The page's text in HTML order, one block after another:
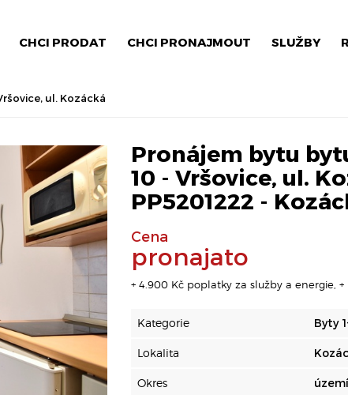
CHCI PRODAT CHCI PRONAJMOUT SLUŽBY
ul. Kozácká
Pronájem bytu
10 - Vršovice, ul.
PP5201222 -
Cena
pronajato
+ 4.900 Kč poplatky za služby a energie, +
Kategorie Byty
Lokalita
Okres